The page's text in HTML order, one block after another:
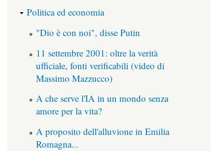
Politica ed economia
"Dio è con noi", disse Putin
11 settembre 2001: oltre la verità
ufficiale, fonti verificabili (video di
Massimo Mazzucco)
A che serve l'IA in un mondo senza
amore per la vita?
A proposito dell'alluvione in Emilia
Romagna...